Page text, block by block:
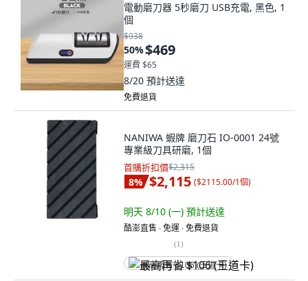
電動磨刀器 5秒磨刀 USB充電, 黑色, 1
個
$938
50%$469
運費 $65
8/20 預計送達
免費退貨
NANIWA 蝦牌 磨刀石 IO-0001 24號
專業級刀具研磨, 1個
首購折扣價$2,315
8% $2,115 ($2115.00/1個)
明天 8/10 (一) 預計送達
酷澎直售 ∙ 免運 ∙ 免費退貨
(1)
最高再省 $106 (王道卡)